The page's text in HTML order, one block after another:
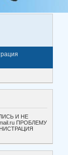
И НЕ
ПРОБЛЕМУ